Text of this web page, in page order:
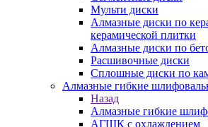
Мульти диски
Алмазные диски по
керамической плитки
Алмазные диски по
Расшивочные диски
Сплошные диски по
Алмазные гибкие
Назад
Алмазные гибкие
АГШК с охлаждением